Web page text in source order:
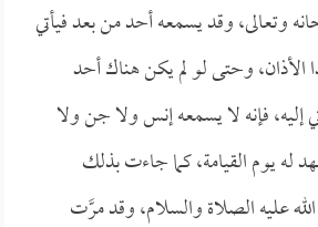
وتعالى، وقد يسمعه أحد من بعد فيأتي
الأذان، وحتى لو لم يكن هناك أحد
فإنه لا يسمعه إنس ولا جن ولا
يوم القيامة، كما جاءت بذلك
عليه الصلاة والسلام، وقد مرَّت